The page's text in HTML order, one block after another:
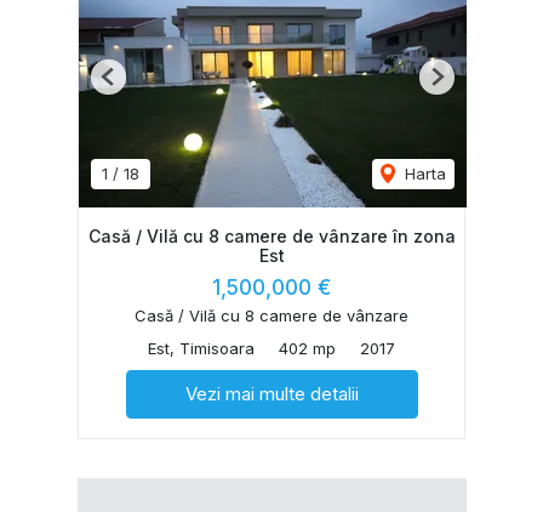
1 / 18 Harta
Previous Next
Casă / Vilă cu 8 camere de vânzare în zona
Est
1,500,000 €
Casă / Vilă cu 8 camere de vânzare
Est, Timisoara
402 mp 2017
Vezi mai multe detalii